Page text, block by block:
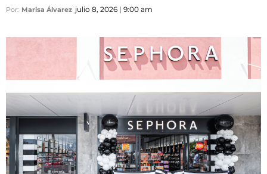
Por: Marisa Álvarez julio 8, 2026 | 9:00 am